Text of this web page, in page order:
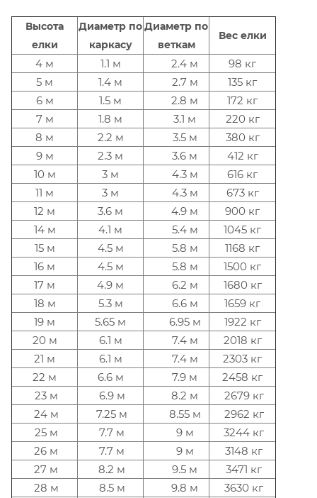
Высота
елки
Диаметр по
каркасу
Диаметр по
веткам
Вес елки
4 м 1.1 м 2.4 м
98 кг
5 м
1.4 м 2.7 м
135 кг
6 м
1.5 м 2.8 м
172 кг
7 м
1.8 м 3.1 м
220 кг
8 м
2.2 м 3.5 м
380 кг
9 м
2.3 м 3.6 м
412 кг
10 м
3 м 4.3 м
616 кг
11 м
3 м 4.3 м
673 кг
12 м
3.6 м 4.9 м
900 кг
14 м
4.1 м 5.4 м
1045 кг
15 м
4.5 м 5.8 м
1168 кг
16 м
4.5 м 5.8 м
1500 кг
17 м
4.9 м 6.2 м
1680 кг
18 м
5.3 м 6.6 м
1659 кг
19 м
5.65 м 6.95 м
1922 кг
20 м
6.1 м 7.4 м
2018 кг
21 м
6.1 м 7.4 м
2303 кг
22 м
6.6 м 7.9 м
2458 кг
23 м
6.9 м 8.2 м
2679 кг
24 м
7.25 м 8.55 м
2962 кг
25 м
7.7 м 9 м
3244 кг
26 м
7.7 м 9 м
3148 кг
27 м
8.2 м 9.5 м
3471 кг
28 м
8.5 м 9.8 м
3630 кг